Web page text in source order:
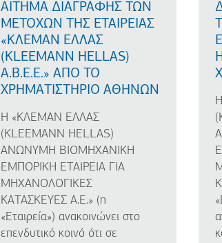
ΑΙΤΗΜΑ ΔΙΑΓΡΑΦΗΣ ΤΩΝ
ΜΕΤΟΧΩΝ ΤΗΣ ΕΤΑΙΡΕΙΑΣ
«ΚΛΕΜΑΝ ΕΛΛΑΣ
(KLEEMANN HELLAS)
Α.Β.Ε.Ε.» ΑΠΟ ΤΟ
ΧΡΗΜΑΤΙΣΤΗΡΙΟ ΑΘΗΝΩΝ
Η «ΚΛΕΜΑΝ ΕΛΛΑΣ
(KLEEMANN HELLAS)
ΑΝΩΝΥΜΗ ΒΙΟΜΗΧΑΝΙΚΗ
ΕΜΠΟΡΙΚΗ ΕΤΑΙΡΕΙΑ ΓΙΑ
ΜΗΧΑΝΟΛΟΓΙΚΕΣ
ΚΑΤΑΣΚΕΥΕΣ Α.Ε.» (η
«Εταιρεία») ανακοινώνει στο
επενδυτικό κοινό ότι σε